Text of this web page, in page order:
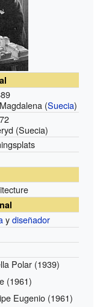
(Suecia)
(Suecia)
ydiseñador
Polar (1939)
(1961)
Eugenio (1961)